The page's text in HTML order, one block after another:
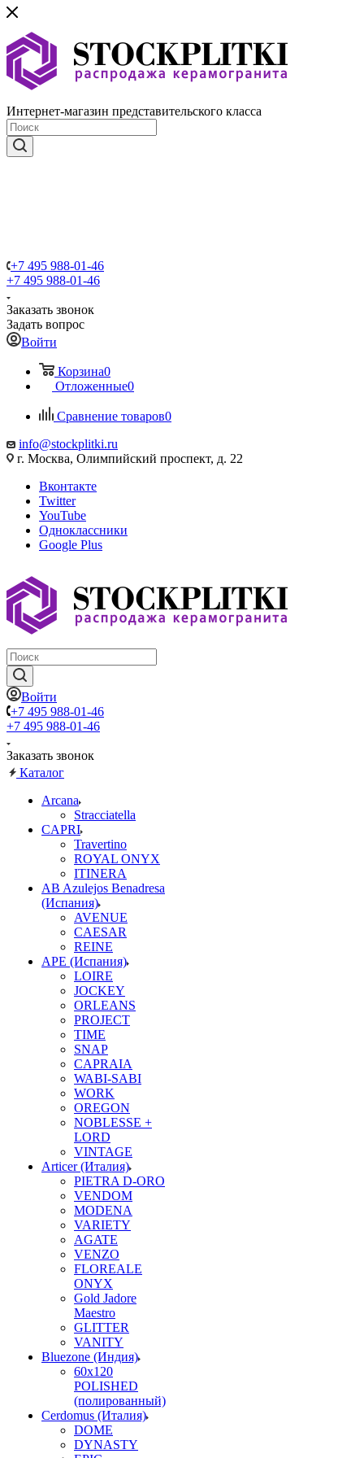
Интернет-магазин представительского класса
+7 495 988-01-46
+7 495 988-01-46
Заказать звонок
Задать вопрос
Войти
Корзина0
Отложенные0
Сравнение товаров0
info@stockplitki.ru
г. Москва, Олимпийский проспект, д. 22
Вконтакте
Twitter
YouTube
Одноклассники
Google Plus
Войти
+7 495 988-01-46
+7 495 988-01-46
Заказать звонок
Каталог
Arcana
Stracciatella
CAPRI
Travertino
ROYAL ONYX
ITINERA
AB Azulejos Benadresa
(Испания)
AVENUE
CAESAR
REINE
APE (Испания)
LOIRE
JOCKEY
ORLEANS
PROJECT
TIME
SNAP
CAPRAIA
WABI-SABI
WORK
OREGON
NOBLESSE +
LORD
VINTAGE
Articer (Италия)
PIETRA D-ORO
VENDOM
MODENA
VARIETY
AGATE
VENZO
FLOREALE
ONYX
Gold Jadore
Maestro
GLITTER
VANITY
Bluezone (Индия)
60х120
POLISHED
(полированный)
Cerdomus (Италия)
DOME
DYNASTY